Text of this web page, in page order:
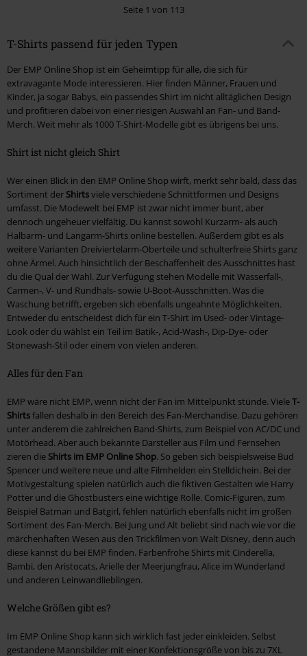
Seite 1 von 113
T-Shirts passend für jeden Typen
Der EMP Online Shop ist ein Geheimtipp für alle, die sich für
extravagante Mode interessieren. Hier finden Männer, Frauen und
Kinder, ja sogar Babys, ein passendes Shirt im nicht alltäglichen Design
und profitieren dabei von einer riesigen Auswahl an Fan- und Band-
Merch. Weit mehr als 1000 T-Shirt-Modelle gibt es übrigens bei uns.
Shirt ist nicht gleich Shirt
Wer einen Blick in den EMP Online Shop wirft, merkt sehr bald, dass das
Sortiment der Shirtsviele verschiedene Schnittformen und Designs
umfasst. Die Modewelt bei EMP ist zwar nicht immer bunt, aber
dennoch ungeheuer vielfältig. Du kannst sowohl Kurzarm- als auch
Halbarm- und Langarm-Shirts online bestellen. Außerdem gibt es als
weitere Varianten Dreiviertelarm-Oberteile und schulterfreie Shirts ganz
ohne Ärmel. Auch hinsichtlich der Beschaffenheit des Ausschnittes hast
du die Qual der Wahl. Zur Verfügung stehen Modelle mit Wasserfall-,
Carmen-, V- und Rundhals- sowie U-Boot-Ausschnitten. Was die
Waschung betrifft, ergeben sich ebenfalls ungeahnte Möglichkeiten.
Entweder du entscheidest dich für ein T-Shirt im Used- oder Vintage-
Look oder du wählst ein Teil im Batik-, Acid-Wash-, Dip-Dye- oder
Stonewash-Stil oder einem von vielen anderen.
Alles für den Fan
EMP wäre nicht EMP, wenn nicht der Fan im Mittelpunkt stünde. VieleT-
Shirtsfallen deshalb in den Bereich des Fan-Merchandise. Dazu gehören
unter anderem die zahlreichen Band-Shirts, zum Beispiel von AC/DC und
Motörhead. Aber auch bekannte Darsteller aus Film und Fernsehen
zieren die Shirts im EMP Online Shop. So geben sich beispielsweise Bud
Spencer und weitere neue und alte Filmhelden ein Stelldichein. Bei der
Motivgestaltung spielen natürlich auch die fiktiven Gestalten wie Harry
Potter und die Ghostbusters eine wichtige Rolle. Comic-Figuren, zum
Beispiel Batman und Batgirl, fehlen natürlich ebenfalls nicht im großen
Sortiment des Fan-Merch. Bei Jung und Alt beliebt sind nach wie vor die
märchenhaften Wesen aus den Trickfilmen von Walt Disney, denn auch
diese kannst du bei EMP finden. Farbenfrohe Shirts mit Cinderella,
Bambi, den Aristocats, Arielle der Meerjungfrau, Alice im Wunderland
und anderen Leinwandlieblingen.
Welche Größen gibt es?
Im EMP Online Shop kann sich wirklich fast jeder einkleiden. Selbst
gestandene Mannsbilder mit einer Konfektionsgröße von bis zu 7XL